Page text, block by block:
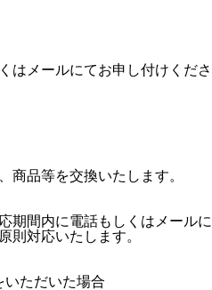
はメールにてお申し付けくださ
商品等を交換いたします。
期間内に電話もしくはメールに
則対応いたします。
いただいた場合